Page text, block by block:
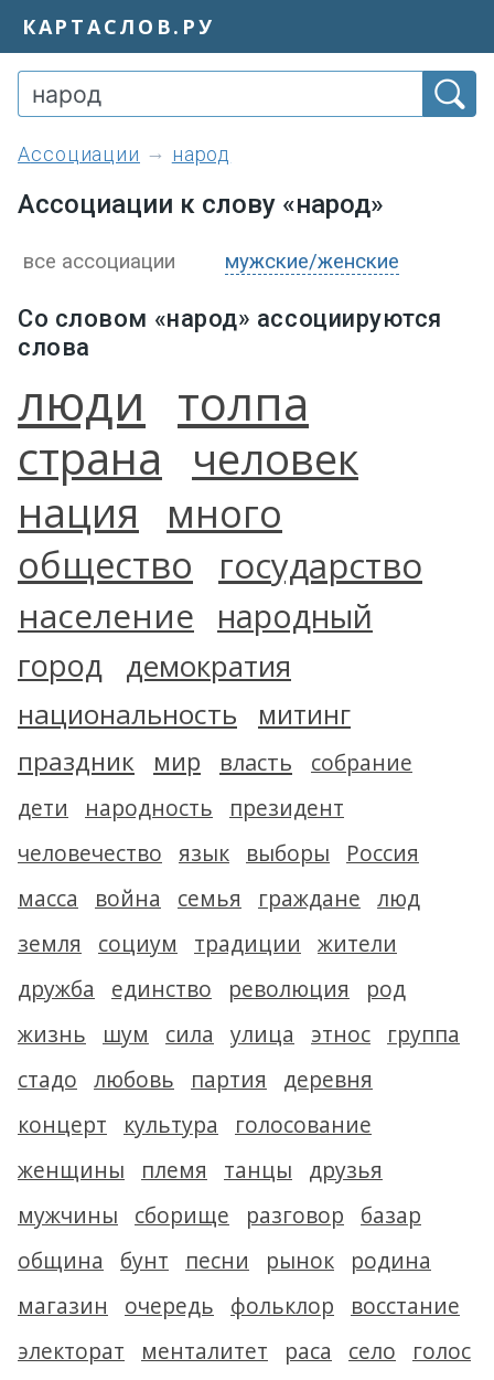
КАРТАСЛОВ.РУ
ассоциации народ
Ассоциации к слову «народ»
все ассоциации мужские/женские
Со словом «народ» ассоциируются
слова
люди толпа
страна человек
нация много
общество государство
население народный
город демократия
национальность митинг
праздник мир власть
собрание
дети
народность
президент
человечество язык выборы
Россия
масса
война семья граждане люд
земля
социум традиции
жители
дружба
единство революция
род
жизнь
шум сила улица этнос
группа
стадо любовь партия
деревня
концерт
культура
голосование
женщины
племя танцы
друзья
мужчины
сборище разговор
базар
община
бунт песни рынок
родина
магазин
очередь фольклор
восстание
электорат
менталитет раса село
голос